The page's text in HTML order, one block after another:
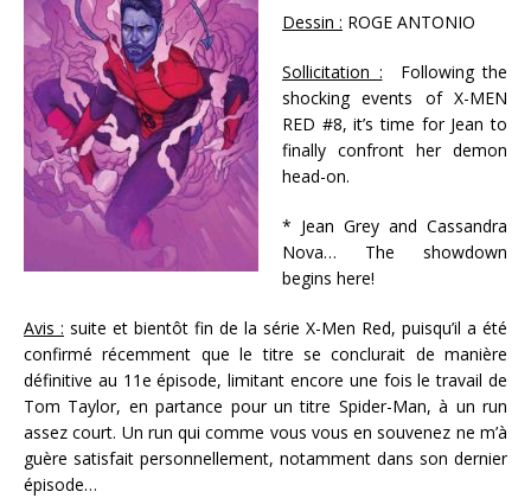
Dessin : ROGE ANTONIO
Sollicitation : Following the
shocking events of X-MEN
RED #8, it’s time for Jean to
finally confront her demon
head-on.
* Jean Grey and Cassandra
Nova… The showdown
begins here!
Avis : suite et bientôt fin de la série X-Men Red, puisqu’il a été
confirmé récemment que le titre se conclurait de manière
définitive au 11e épisode, limitant encore une fois le travail de
Tom Taylor, en partance pour un titre Spider-Man, à un run
assez court. Un run qui comme vous vous en souvenez ne m’à
guère satisfait personnellement, notamment dans son dernier
épisode…